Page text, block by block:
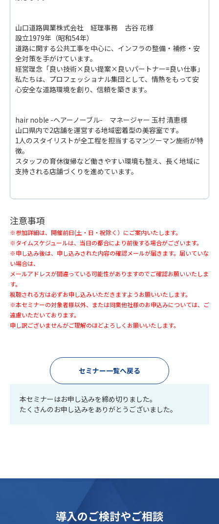
山口道路興業株式会社 経理事務 古谷 花様
設立1979年（昭和54年）
道路に関する公共工事を中心に、インフラの整備・補修・安
全対策を手がけています。
経営理念「良い技術×良い提案×良いパートナー=良い仕事」
私たちは、プロフェッショナル集団として、情熱をもって安
心安全な道路環境を創り、信頼を築きます。
hair noble -ヘアーノーブル- マネージャー 玉村 清恵様
山口県内で2店舗を運営する地域密着型の美容室です。
1人のスタイリストが全工程を担当するマンツーマン施術が特
徴。
スタッフの育休復帰など働きやすい環境も整え、長く地域に
支持される店舗づくりを進めています。
注意事項
※参加詳細は、開催前日(土・日・祝除く）にご案内いたします。
※タイムスケジュールは、当日の都合により前後する場合がございます。
※申し込み後は、申し込みされた内容の確認メールが届きます。届いていな
い場合は、
メールアドレスが間違っている可能性がありますのでご確認お願いいたしま
す。
視聴される方は必ずお申し込みいただきますようお願いいたします。
※本セミナーの対象者様以外、または同業他社様のお申込みについては、ご
遠慮いただいております。
申し訳ございませんがご理解のほどよろしくお願いいたします。
セミナー一覧へ戻る
本セミナーはお申し込みを締め切りました。
たくさんのお申し込みをありがとうございました。
導入のご検討やご相談